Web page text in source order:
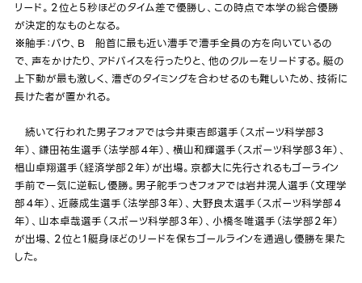
リード。２位と５秒ほどのタイム差で優勝し、この時点で本学の総合優勝
が決定的なものとなる。
※舳手：バウ、B 船首に最も近い漕手で漕手全員の方を向いているの
で、声をかけたり、アドバイスを行ったりと、他のクルーをリードする。艇の
上下動が最も激しく、漕ぎのタイミングを合わせるのも難しいため、技術に
長けた者が置かれる。
続いて行われた男子フォアでは今井東吉郎選手（スポーツ科学部３
年）、鎌田祐生選手（法学部４年）、横山和輝選手（スポーツ科学部３年）、
椙山卓翔選手（経済学部２年）が出場。京都大に先行されるもゴーライン
手前で一気に逆転し優勝。男子舵手つきフォアでは岩井滉人選手（文理学
部４年）、近藤成生選手（法学部３年）、大野良太選手（スポーツ科学部４
年）、山本卓哉選手（スポーツ科学部３年）、小橋冬唯選手（法学部２年）
が出場、２位と１艇身ほどのリードを保ちゴールラインを通過し優勝を果た
した。